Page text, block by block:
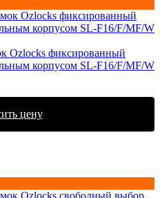
Ozlocks фиксированный
корпусом SL-F16/F/MF/W
цену